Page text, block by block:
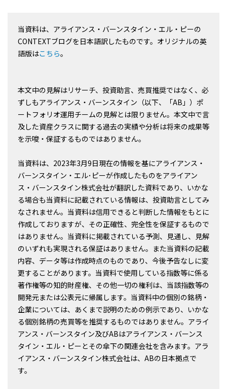
当資料は、アライアンス・バーンスタイン・エル・ピーの
CONTEXTブログを日本語訳したものです。オリジナルの英
語版はこちら。
本文中の見解はリサーチ、投資助言、売買推奨ではなく、必
ずしもアライアンス・バーンスタイン（以下、「AB」）ポ
ートフォリオ運用チームの見解とは限りません。本文中で言
及した資産クラスに関する過去の実績や分析は将来の成果等
を示唆・保証するものではありません。
当資料は、2023年3月9日現在の情報を基にアライアンス・
バーンスタイン・エル･ピーが作成したものをアライアン
ス・バーンスタイン株式会社が翻訳した資料であり、いかな
る場合も当資料に記載されている情報は、投資助言としてみ
なされません。当資料は信用できると判断した情報をもとに
作成しておりますが、その正確性、完全性を保証するもので
はありません。当資料に掲載されている予測、見通し、見解
のいずれも実現される保証はありません。また当資料の記載
内容、データ等は作成時点のものであり、今後予告なしに変
更することがあります。当資料で使用している指数等に係る
著作権等の知的財産権、その他一切の権利は、当該指数等の
開発元または公表元に帰属します。当資料中の個別の銘柄・
企業については、あくまで説明のための例示であり、いかな
る個別銘柄の売買等を推奨するものではありません。アライ
アンス・バーンスタイン及びABはアライアンス・バーンス
タイン・エル・ピーとその傘下の関連会社を含みます。アラ
イアンス・バーンスタイン株式会社は、ABの日本拠点で
す。